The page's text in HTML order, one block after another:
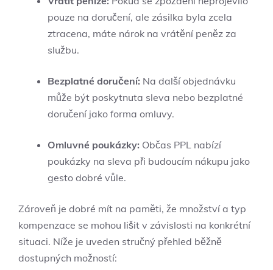
pouze na doručení, ale zásilka byla zcela
ztracena, máte nárok na vrátění peněz za
službu.
Bezplatné doručení: Na další objednávku
může být poskytnuta sleva nebo bezplatné
doručení jako forma omluvy.
Omluvné poukázky: Občas PPL nabízí
poukázky na sleva při budoucím nákupu jako
gesto dobré vůle.
Zároveň je dobré mít na paměti, že množství a typ
kompenzace se mohou lišit v závislosti na konkrétní
situaci. Níže je uveden stručný přehled běžně
dostupných možností: